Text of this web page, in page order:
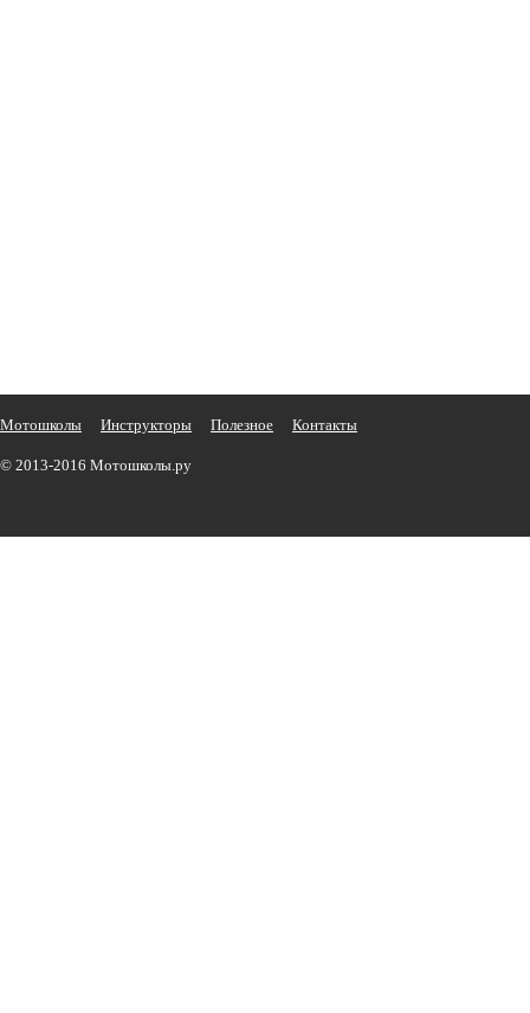
Мотошколы Инструкторы Полезное Контакты
© 2013-2016 Мотошколы.ру